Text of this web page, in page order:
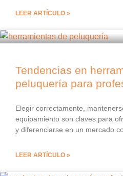
LEER ARTÍCULO »
Tendencias en
peluquería para
Elegir correctamente,
equipamiento son claves para
y diferenciarse en un mercado
LEER ARTÍCULO »